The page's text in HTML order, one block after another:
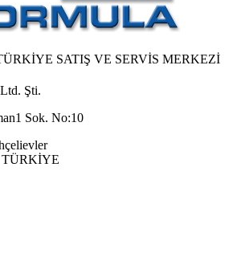
SATIŞ VE SERVİS MERKEZİ
Şti.
Sok. No:10